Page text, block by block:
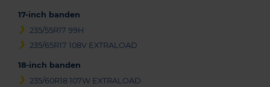
17-inch banden
235/55R17 99H
235/65R17 108V EXTRALOAD
18-inch banden
235/60R18 107W EXTRALOAD